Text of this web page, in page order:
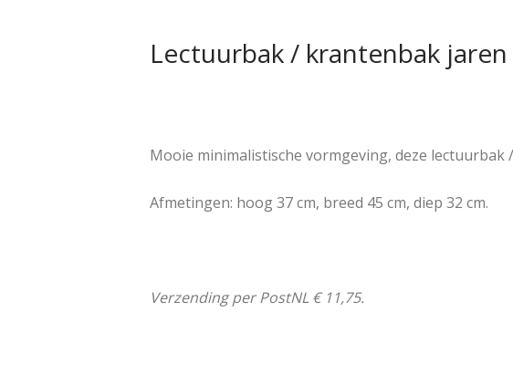
Lectuurbak / krantenbak jaren
Mooie minimalistische vormgeving, deze
Afmetingen: hoog 37 cm, breed 45 cm, diep 32 cm.
Verzending per PostNL € 11,75.